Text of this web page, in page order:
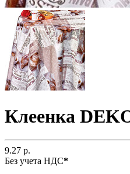
Клеенка
9.27 р.
Без учета НДС*